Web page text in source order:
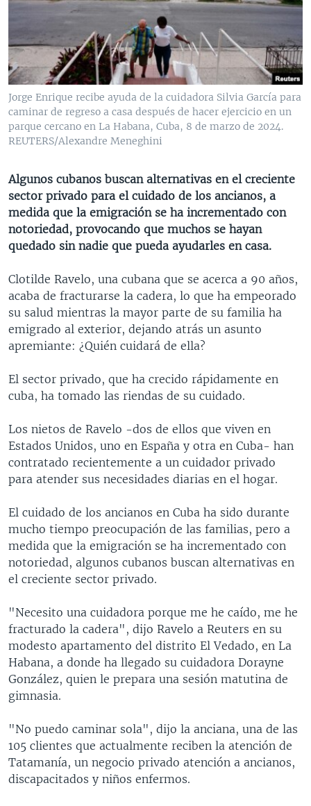
VENEZUELA
BRASIL
NICARAGUA
ECONOMÍA
ENTRETENIMIENTO Y CULTURA
TECNOLOGÍA
DEPORTES
CIENCIA Y SALUD
MULTIMEDIA
VIDEOS
FOTOGRAFÍA
AUDIOS
PROGRAMAS TV
EL MUNDO AL DÍA
FORO INTERAMERICANO
VISIÓN 360
LAS CLAVES
RADIO
AVANCE INFORMATIVO
AUDIONOTICIAS
BUENOS DÍAS AMÉRICA
EL MUNDO AL DÍA [RADIO]
FORO [RADIO]
DEPORTIVO INTERNACIONAL
ENTRETENIMIENTO
DIRECT
DOCUMENTALES DE LA VOA
Learning English
SÍGANOS
Idiomas
Jorge Enrique recibe ayuda de la cuidadora Silvia García para
caminar de regreso a casa después de hacer ejercicio en un
parque cercano en La Habana, Cuba, 8 de marzo de 2024.
REUTERS/Alexandre Meneghini
Algunos cubanos buscan alternativas en el creciente
sector privado para el cuidado de los ancianos, a
medida que la emigración se ha incrementado con
notoriedad, provocando que muchos se hayan
quedado sin nadie que pueda ayudarles en casa.
Clotilde Ravelo, una cubana que se acerca a 90 años,
acaba de fracturarse la cadera, lo que ha empeorado
su salud mientras la mayor parte de su familia ha
emigrado al exterior, dejando atrás un asunto
apremiante: ¿Quién cuidará de ella?
El sector privado, que ha crecido rápidamente en
cuba, ha tomado las riendas de su cuidado.
Los nietos de Ravelo -dos de ellos que viven en
Estados Unidos, uno en España y otra en Cuba- han
contratado recientemente a un cuidador privado
para atender sus necesidades diarias en el hogar.
El cuidado de los ancianos en Cuba ha sido durante
mucho tiempo preocupación de las familias, pero a
medida que la emigración se ha incrementado con
notoriedad, algunos cubanos buscan alternativas en
el creciente sector privado.
"Necesito una cuidadora porque me he caído, me he
fracturado la cadera", dijo Ravelo a Reuters en su
modesto apartamento del distrito El Vedado, en La
Habana, a donde ha llegado su cuidadora Dorayne
González, quien le prepara una sesión matutina de
gimnasia.
"No puedo caminar sola", dijo la anciana, una de las
105 clientes que actualmente reciben la atención de
Tatamanía, un negocio privado atención a ancianos,
discapacitados y niños enfermos.